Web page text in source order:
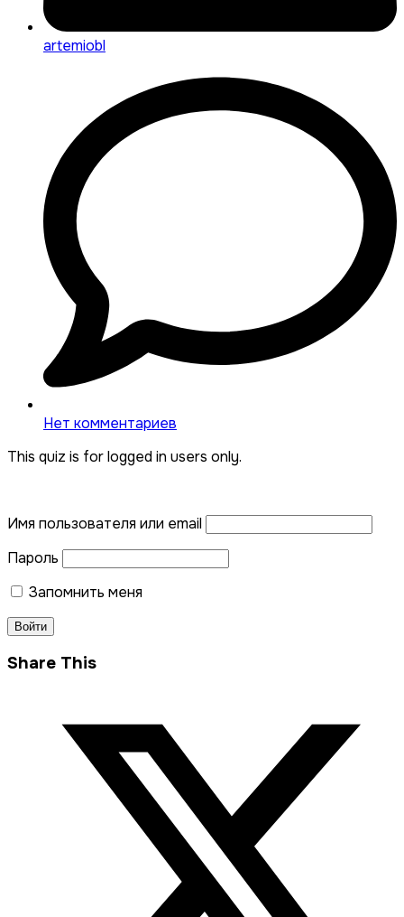
artemiobl
Нет комментариев
This quiz is for logged in users only.
Имя пользователя или email
Пароль
Запомнить меня
Share This